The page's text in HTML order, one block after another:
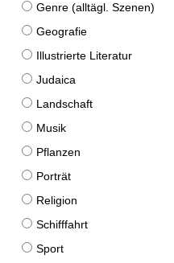
Genre (alltägl. Szenen)
Geografie
Illustrierte Literatur
Judaica
Landschaft
Musik
Pflanzen
Porträt
Religion
Schifffahrt
Sport